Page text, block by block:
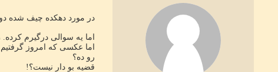
در مورد دهکده چیف شده
اما یه سوالی درگیرم کرده. رسول و
رو ده؟
قضیه بو دار نیست؟!